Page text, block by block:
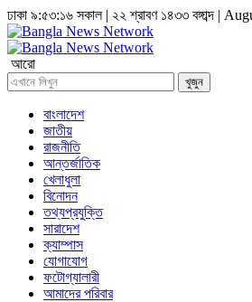
ঢাকা ৯:৫৩:১৬ সকাল| ২২ শ্রাবণ ১৪৩৩ বঙ্গাব্দ |
আরো
খুজুন
বাংলাদেশ
জাতীয়
রাজনীতি
আন্তর্জাতিক
খেলাধুলা
বিনোদন
তথ্যপ্রযুক্তি
সারাদেশ
ক্যাম্পাস
যোগাযোগ
ফটোগ্যালারী
আমাদের পরিবার